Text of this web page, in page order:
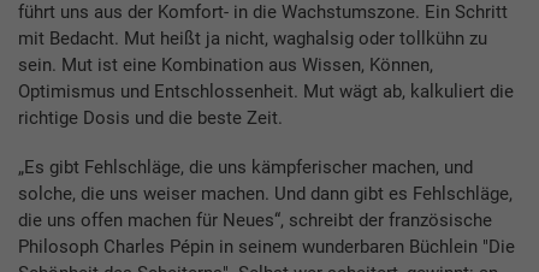
führt uns aus der Komfort- in die Wachstumszone. Ein Schritt
mit Bedacht. Mut heißt ja nicht, waghalsig oder tollkühn zu
sein. Mut ist eine Kombination aus Wissen, Können,
Optimismus und Entschlossenheit. Mut wägt ab, kalkuliert die
richtige Dosis und die beste Zeit.
„Es gibt Fehlschläge, die uns kämpferischer machen, und
solche, die uns weiser machen. Und dann gibt es Fehlschläge,
die uns offen machen für Neues“, schreibt der französische
Philosoph Charles Pépin in seinem wunderbaren Büchlein "Die